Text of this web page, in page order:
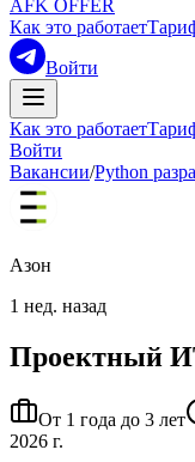
AFK OFFER
Как это работает
Войти
Как это работает
Войти
Вакансии/Python
Азон
1 нед. назад
Проектный
От 1 года до 3 лет
2026 г.